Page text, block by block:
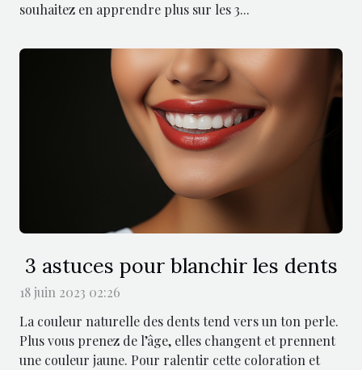
souhaitez en apprendre plus sur les 3...
3 astuces pour blanchir les dents
18 juin 2023 02:26
La couleur naturelle des dents tend vers un ton perle.
Plus vous prenez de l’âge, elles changent et prennent
une couleur jaune. Pour ralentir cette coloration et